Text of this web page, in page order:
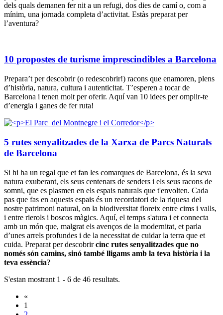
dels quals demanen fer nit a un refugi, dos dies de camí o, com a
mínim, una jornada completa d’activitat. Estàs preparat per
l’aventura?
10 propostes de turisme imprescindibles a Barcelona
Prepara’t per descobrir (o redescobrir!) racons que enamoren, plens
d’història, natura, cultura i autenticitat. T’esperen a tocar de
Barcelona i tenen molt per oferir. Aquí van 10 idees per omplir-te
d’energia i ganes de fer ruta!
5 rutes senyalitzades de la Xarxa de Parcs Naturals
de Barcelona
Si hi ha un regal que et fan les comarques de Barcelona, és la seva
natura exuberant, els seus centenars de senders i els seus racons de
somni, que es plasmen en els espais naturals que t'envolten. Cada
pas que fas en aquests espais és un recordatori de la riquesa del
nostre patrimoni natural, on la biodiversitat floreix entre cims i valls,
i entre rierols i boscos màgics. Aquí, el temps s'atura i et connecta
amb un món que, malgrat els avenços de la modernitat, et parla
d’unes arrels profundes i de la necessitat de cuidar la terra que et
cuida. Preparat per descobrircinc rutes senyalitzades que no
només són camins, sinó també lligams amb la teva història i la
teva essència?
S'estan mostrant 1 - 6 de 46 resultats.
«
1